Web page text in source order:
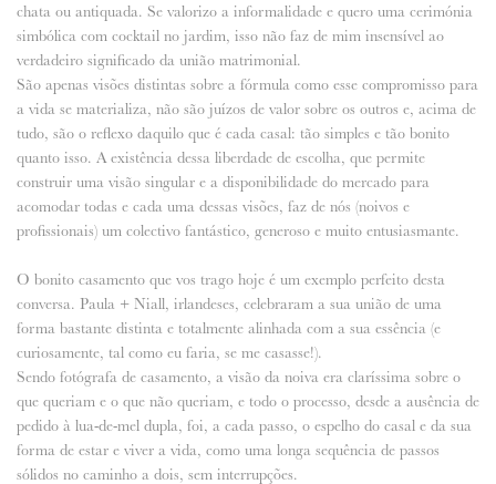
chata ou antiquada. Se valorizo a informalidade e quero uma cerimónia
simbólica com cocktail no jardim, isso não faz de mim insensível ao
verdadeiro significado da união matrimonial.
São apenas visões distintas sobre a fórmula como esse compromisso para
a vida se materializa, não são juízos de valor sobre os outros e, acima de
tudo, são o reflexo daquilo que é cada casal: tão simples e tão bonito
quanto isso. A existência dessa liberdade de escolha, que permite
construir uma visão singular e a disponibilidade do mercado para
acomodar todas e cada uma dessas visões, faz de nós (noivos e
profissionais) um colectivo fantástico, generoso e muito entusiasmante.
O bonito casamento que vos trago hoje é um exemplo perfeito desta
conversa. Paula + Niall, irlandeses, celebraram a sua união de uma
forma bastante distinta e totalmente alinhada com a sua essência (e
curiosamente, tal como eu faria, se me casasse!).
Sendo fotógrafa de casamento, a visão da noiva era claríssima sobre o
que queriam e o que não queriam, e todo o processo, desde a ausência de
pedido à lua-de-mel dupla, foi, a cada passo, o espelho do casal e da sua
forma de estar e viver a vida, como uma longa sequência de passos
sólidos no caminho a dois, sem interrupções.